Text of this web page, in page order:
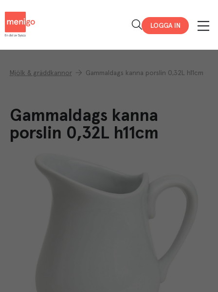
LOGGA IN
Mjölk & gräddkannor Gammaldags kanna porslin 0,32L h11cm
Gammaldags kanna
porslin 0,32L h11cm